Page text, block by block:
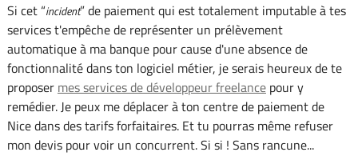
Si cet “incident” de paiement qui est totalement imputable à tes
services t'empêche de représenter un prélèvement
automatique à ma banque pour cause d'une absence de
fonctionnalité dans ton logiciel métier, je serais heureux de te
proposer mes services de développeur freelancepour y
remédier. Je peux me déplacer à ton centre de paiement de
Nice dans des tarifs forfaitaires. Et tu pourras même refuser
mon devis pour voir un concurrent. Si si ! Sans rancune...